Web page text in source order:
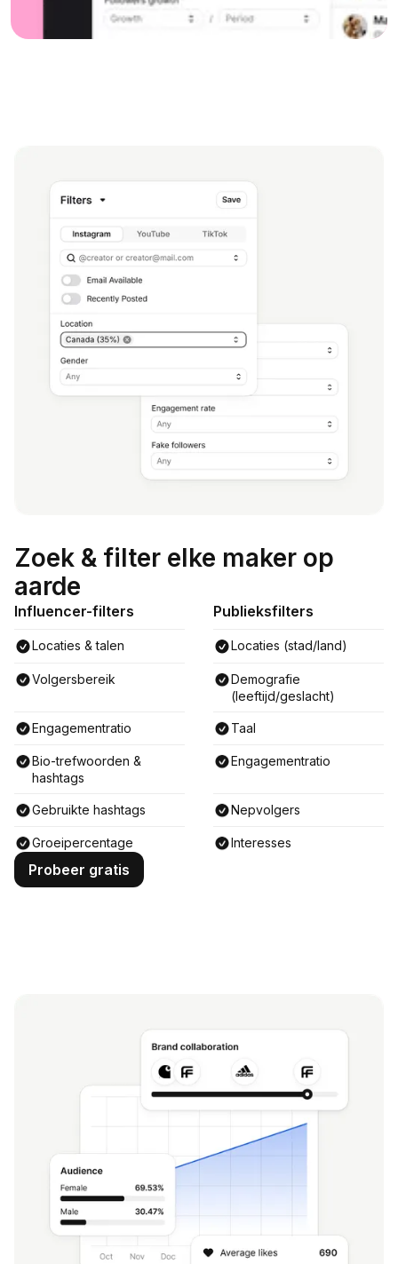
Zoek & filter elke maker op
aarde
Influencer-filters Publieksfilters
Locaties & talen Locaties (stad/land)
Volgersbereik
Demografie
(leeftijd/geslacht)
Engagementratio Taal
Bio-trefwoorden &
hashtags
Engagementratio
Gebruikte hashtags Nepvolgers
Groeipercentage Interesses
Probeer gratis